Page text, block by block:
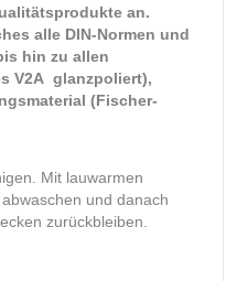
an.
alle DIN-Normen und
hin zu allen
V2A glanzpoliert),
(Fischer-
Mit lauwarmen
und danach
zurückbleiben.